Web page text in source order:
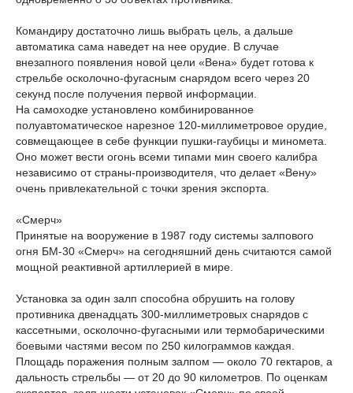
Командиру достаточно лишь выбрать цель, а дальше
автоматика сама наведет на нее орудие. В случае
внезапного появления новой цели «Вена» будет готова к
стрельбе осколочно-фугасным снарядом всего через 20
секунд после получения первой информации.
На самоходке установлено комбинированное
полуавтоматическое нарезное 120-миллиметровое орудие,
совмещающее в себе функции пушки-гаубицы и миномета.
Оно может вести огонь всеми типами мин своего калибра
независимо от страны-производителя, что делает «Вену»
очень привлекательной с точки зрения экспорта.
«Смерч»
Принятые на вооружение в 1987 году системы залпового
огня БМ-30 «Смерч» на сегодняшний день считаются самой
мощной реактивной артиллерией в мире.
Установка за один залп способна обрушить на голову
противника двенадцать 300-миллиметровых снарядов с
кассетными, осколочно-фугасными или термобарическими
боевыми частями весом по 250 килограммов каждая.
Площадь поражения полным залпом — около 70 гектаров, а
дальность стрельбы — от 20 до 90 километров. По оценкам